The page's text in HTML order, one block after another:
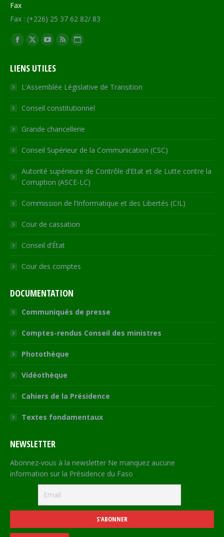
Fax
Fax : (+226) 25 37 62 82/ 83
Trouvez nous sur :
Facebook
opens
in
new
window
X
opens
in
new
window
YouTube
opens
in
new
window
RSS
in
new
window
Site
opens
in
new
LIENS UTILES
L’Assemblée Législative de Transition
Conseil constitutionnel
Grande chancellerie
Conseil Supérieur de la Communication (CSC)
Autorité supérieure de Contrôle d’Etat et de Lutte contre la
Corruption (ASCE-LC)
Commission de l’Informatique et des Libertés (CIL)
Cour de cassation
Conseil d’État
Cour des comptes
DOCUMENTATION
Communiqués de presse
Comptes-rendus Conseil des ministres
Photothèque
Vidéothèque
Cahiers de la Présidence
Textes fondamentaux
NEWSLETTER
Abonnez-vous à la newsletter Ne manquez aucune
information sur la Présidence du Faso